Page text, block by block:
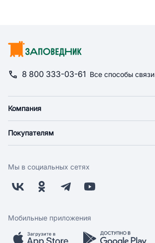
8 800 333-03-61 Все способы связи
Компания
Новости
Поставщикам
Заводчикам
Обратная связь
Покупателям
Оплата
Бонусная программа
Скидки и акции
Мобильное приложение
Мы в социальных сетях
Мобильные приложения